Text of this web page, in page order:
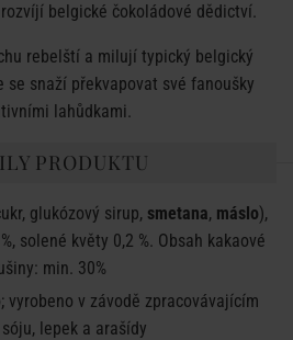
belgické čokoládové dědictví.
rebelští a milují typický belgický
se snaží překvapovat své fanoušky
lahůdkami.
PRODUKTU
glukózový sirup, smetana, máslo),
solené květy 0,2 %. Obsah kakaové
min. 30%
vyrobeno v závodě zpracovávajícím
sóju, lepek a arašídy